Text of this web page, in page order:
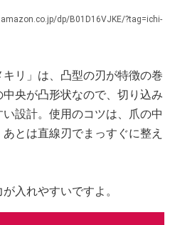
dp/B01D16VJKE/?tag=ichi-
リ」は、凸型の刃が特徴の巻
央が凸形状なので、切り込み
設計。使用のコツは、爪の中
とは直線刃でまっすぐに整え
入れやすいですよ。